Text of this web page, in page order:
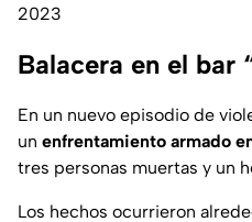
2023
Balacera en el bar
En un nuevo episodio de
un enfrentamiento armado
tres personas muertas y un
Los hechos ocurrieron